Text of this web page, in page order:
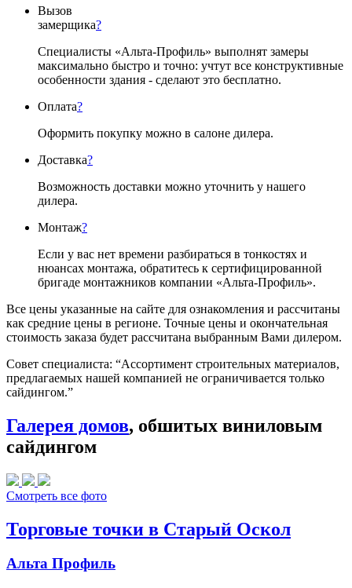
Вызов
замерщика?
Специалисты «Альта-Профиль» выполнят замеры
максимально быстро и точно: учтут все конструктивные
особенности здания - сделают это бесплатно.
Оплата?
Оформить покупку можно в салоне дилера.
Доставка?
Возможность доставки можно уточнить у нашего
дилера.
Монтаж?
Если у вас нет времени разбираться в тонкостях и
нюансах монтажа, обратитесь к сертифицированной
бригаде монтажников компании «Альта-Профиль».
Все цены указанные на сайте для ознакомления и рассчитаны
как средние цены в регионе. Точные цены и окончательная
стоимость заказа будет рассчитана выбранным Вами дилером.
Совет специалиста: “Ассортимент строительных материалов,
предлагаемых нашей компанией не ограничивается только
сайдингом.”
Галерея домов, обшитых виниловым
сайдингом
Смотреть все фото
Торговые точки в Старый Оскол
Альта Профиль